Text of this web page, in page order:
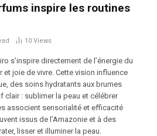
inspire les routines
10 Views
s’inspire directement de l’énergie du
et joie de vivre. Cette vision influence
des soins hydratants aux brumes
clair : sublimer la peau et célébrer
associent sensorialité et efficacité
issus de l’Amazonie et à des
lisser et illuminer la peau.